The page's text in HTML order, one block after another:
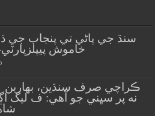
سنڌ جي پاڻي تي پنجاب جي
خاموش
ڪراچي صرف سنڌين، بهارين
نه پر سڀني جو آهي: ف ليگ